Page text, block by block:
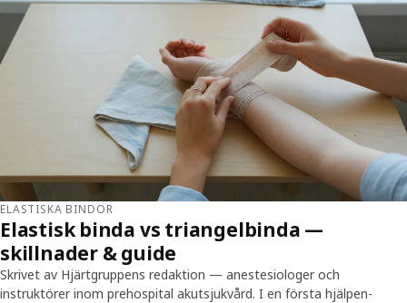
ELASTISKA BINDOR
Elastisk binda vs triangelbinda —
skillnader & guide
Skrivet av Hjärtgruppens redaktion — anestesiologer och
instruktörer inom prehospital akutsjukvård. I en första hjälpen-